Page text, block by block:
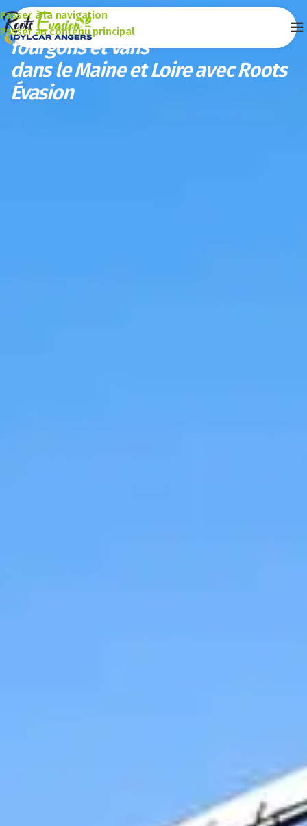
Passer à la navigation
Passer au contenu principal
Location de camping-cars,
fourgons et vans
dans le Maine et Loire avec Roots
Évasion